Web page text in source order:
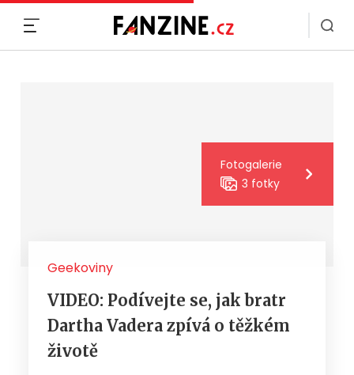
Fotogalerie
3 fotky
Geekoviny
VIDEO: Podívejte se, jak bratr
Dartha Vadera zpívá o těžkém
životě